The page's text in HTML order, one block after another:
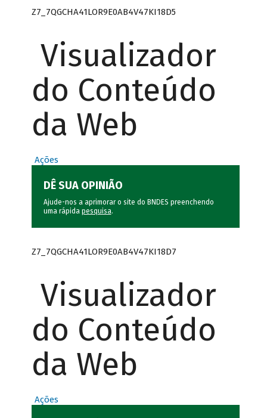
Z7_7QGCHA41LOR9E0AB4V47KI18D5
Visualizador
do Conteúdo
da Web
Ações
DÊ SUA OPINIÃO
Ajude-nos a aprimorar o site do BNDES preenchendo
uma rápida pesquisa.
Z7_7QGCHA41LOR9E0AB4V47KI18D7
Visualizador
do Conteúdo
da Web
Ações